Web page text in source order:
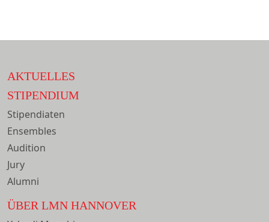
AKTUELLES
STIPENDIUM
Stipendiaten
Ensembles
Audition
Jury
Alumni
ÜBER LMN HANNOVER